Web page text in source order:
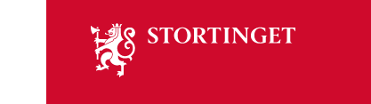
stortinget